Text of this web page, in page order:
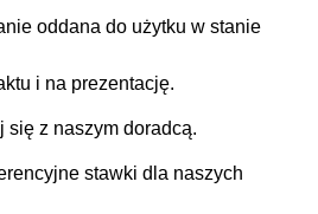
oddana do użytku w stanie
i na prezentację.
się z naszym doradcą.
stawki dla naszych